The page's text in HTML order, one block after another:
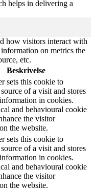
helps in delivering a
how visitors interact with
on metrics the
etc.
Beskrivelse
sets this cookie to
of a visit and stores
in cookies.
and behavioural cookie
the visitor
the website.
sets this cookie to
of a visit and stores
in cookies.
and behavioural cookie
the visitor
the website.